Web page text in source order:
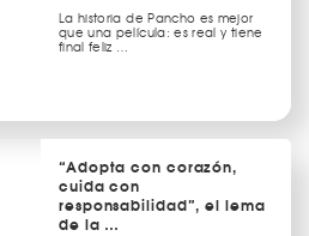
La historia de Pancho es mejor
que una película: es real y tiene
final feliz …
“Adopta con corazón,
cuida con
responsabilidad”, el lema
de la …